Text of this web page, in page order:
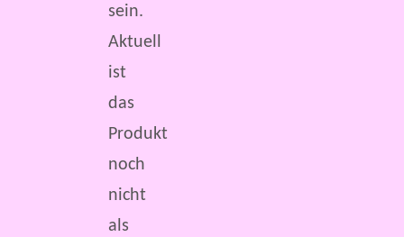
sein.
Aktuell
ist
das
Produkt
noch
nicht
als